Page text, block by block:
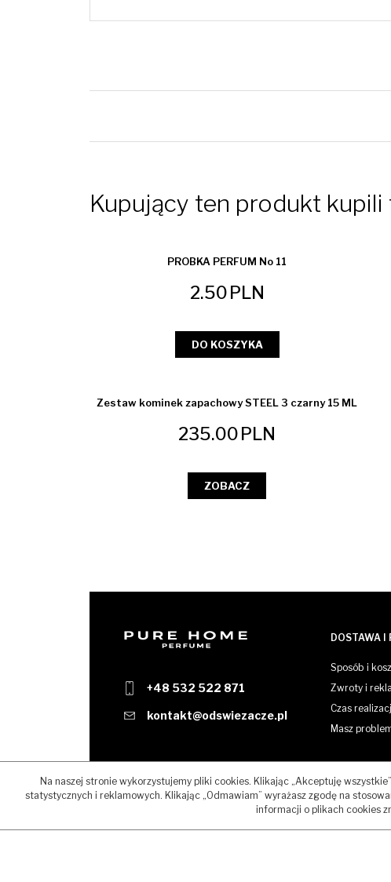
Kupujący ten produkt kupili
PROBKA PERFUM No 11
2.50PLN
DO KOSZYKA
Zestaw kominek zapachowy STEEL 3 czarny 15 ML
235.00PLN
ZOBACZ
+48 532 522 871
kontakt@odswiezacze.pl
DOSTAWA I
Sposób i
Zwroty i
Czas
Masz
Na naszej stronie wykorzystujemy pliki cookies. Klikając „Akceptuję
statystycznych i reklamowych. Klikając „Odmawiam” wyrażasz zgodę na
informacji o plikach cookies